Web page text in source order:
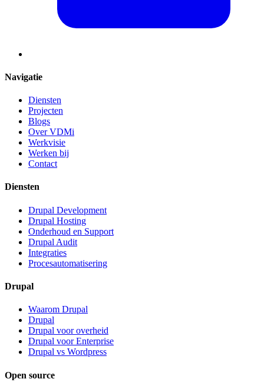
Navigatie
Diensten
Projecten
Blogs
Over VDMi
Werkvisie
Werken bij
Contact
Diensten
Drupal Development
Drupal Hosting
Onderhoud en Support
Drupal Audit
Integraties
Procesautomatisering
Drupal
Waarom Drupal
Drupal
Drupal voor overheid
Drupal voor Enterprise
Drupal vs Wordpress
Open source